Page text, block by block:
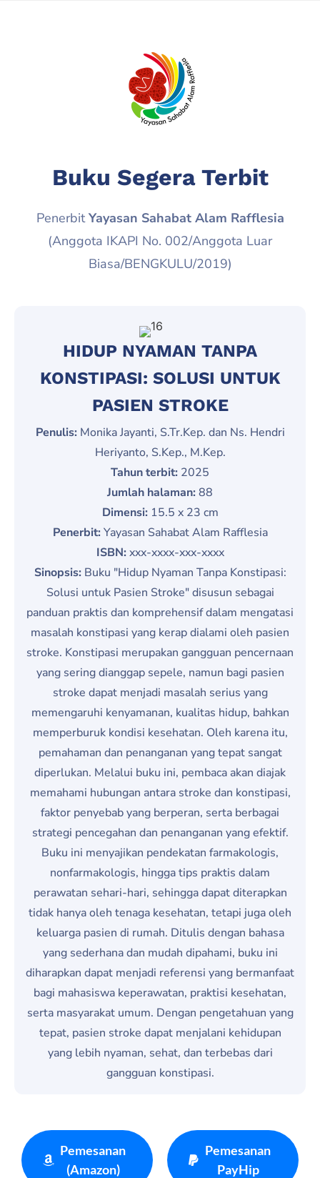
Buku Segera Terbit
PenerbitYayasan Sahabat Alam Rafflesia
(Anggota IKAPI No. 002/Anggota Luar
Biasa/BENGKULU/2019)
HIDUP NYAMAN TANPA
KONSTIPASI: SOLUSI UNTUK
PASIEN STROKE
Penulis:Monika Jayanti, S.Tr.Kep. dan Ns. Hendri
Heriyanto, S.Kep., M.Kep.
Tahun terbit: 2025
Jumlah halaman:88
Dimensi:15.5 x 23 cm
Penerbit:Yayasan Sahabat Alam Rafflesia
ISBN:xxx-xxxx-xxx-xxxx
Sinopsis: Buku "Hidup Nyaman Tanpa Konstipasi:
Solusi untuk Pasien Stroke" disusun sebagai
panduan praktis dan komprehensif dalam mengatasi
masalah konstipasi yang kerap dialami oleh pasien
stroke. Konstipasi merupakan gangguan pencernaan
yang sering dianggap sepele, namun bagi pasien
stroke dapat menjadi masalah serius yang
memengaruhi kenyamanan, kualitas hidup, bahkan
memperburuk kondisi kesehatan. Oleh karena itu,
pemahaman dan penanganan yang tepat sangat
diperlukan. Melalui buku ini, pembaca akan diajak
memahami hubungan antara stroke dan konstipasi,
faktor penyebab yang berperan, serta berbagai
strategi pencegahan dan penanganan yang efektif.
Buku ini menyajikan pendekatan farmakologis,
nonfarmakologis, hingga tips praktis dalam
perawatan sehari-hari, sehingga dapat diterapkan
tidak hanya oleh tenaga kesehatan, tetapi juga oleh
keluarga pasien di rumah. Ditulis dengan bahasa
yang sederhana dan mudah dipahami, buku ini
diharapkan dapat menjadi referensi yang bermanfaat
bagi mahasiswa keperawatan, praktisi kesehatan,
serta masyarakat umum. Dengan pengetahuan yang
tepat, pasien stroke dapat menjalani kehidupan
yang lebih nyaman, sehat, dan terbebas dari
gangguan konstipasi.
Pemesanan
(Amazon)
Pemesanan
PayHip